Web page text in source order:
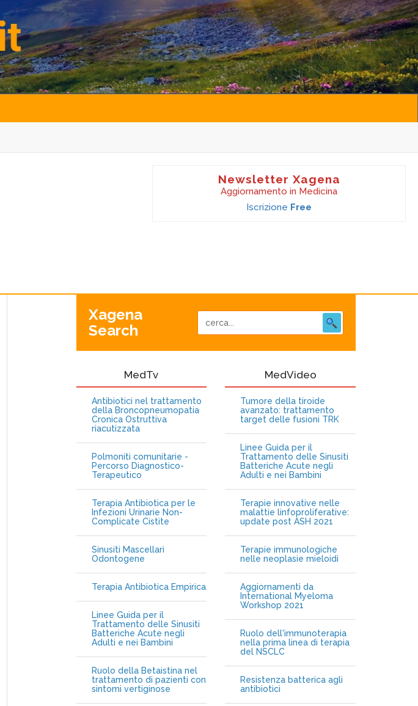
Newsletter Xagena
Aggiornamento in Medicina
Iscrizione Free
Xagena
Search
MedTv
Antibiotici nel trattamento
della Broncopneumopatia
Cronica Ostruttiva
riacutizzata
Polmoniti comunitarie -
Percorso Diagnostico-
Terapeutico
Terapia Antibiotica per le
Infezioni Urinarie Non-
Complicate Cistite
Sinusiti Mascellari
Odontogene
Terapia Antibiotica Empirica
Linee Guida per il
Trattamento delle Sinusiti
Batteriche Acute negli
Adulti e nei Bambini
Ruolo della Betaistina nel
trattamento di pazienti con
sintomi vertiginose
MedVideo
Tumore della tiroide
avanzato: trattamento
target delle fusioni TRK
Linee Guida per il
Trattamento delle Sinusiti
Batteriche Acute negli
Adulti e nei Bambini
Terapie innovative nelle
malattie linfoproliferative:
update post ASH 2021
Terapie immunologiche
nelle neoplasie mieloidi
Aggiornamenti da
International Myeloma
Workshop 2021
Ruolo dell'immunoterapia
nella prima linea di terapia
del NSCLC
Resistenza batterica agli
antibiotici